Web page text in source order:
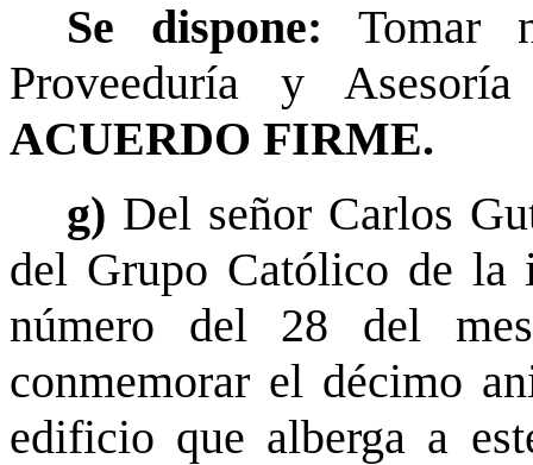
Se dispone:Tomar
Proveeduría y
ACUERDO FIRME.
g) Del señor Carlos
del Grupo Católico de la
número del 28 del
conmemorar el décimo
edificio que alberga a